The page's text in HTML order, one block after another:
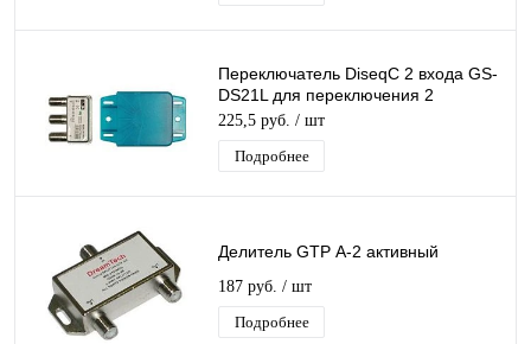
Переключатель DiseqC 2 входа GS-
DS21L для переключения 2
конвертеров одним ресивером
(приставкой)
225,5 руб. / шт
Подробнее
Делитель GTP А-2 активный
187 руб. / шт
Подробнее